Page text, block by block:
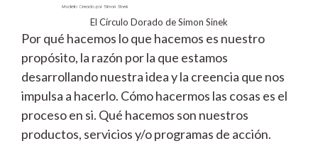
El Círculo Dorado de Simon Sinek
Por qué hacemos lo que hacemos es nuestro
propósito, la razón por la que estamos
desarrollando nuestra idea y la creencia que nos
impulsa a hacerlo. Cómo hacermos las cosas es el
proceso en si. Qué hacemos son nuestros
productos, servicios y/o programas de acción.